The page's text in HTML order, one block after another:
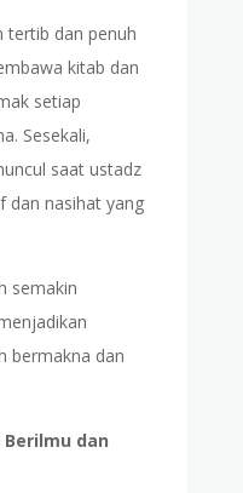
tertib dan penuh
kitab dan
setiap
Sesekali,
saat ustadz
dan nasihat yang
semakin
bermakna dan
dan